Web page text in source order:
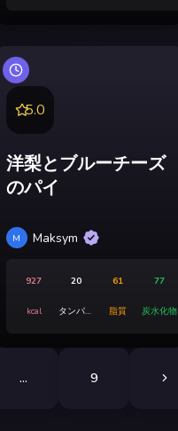
5.0
洋梨とブルーチーズ
のパイ
M Maksym
927
kcal
20
タンパク
61
脂質
77
炭水化物
... 9